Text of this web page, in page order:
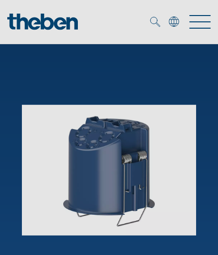
Smart Home
Detetores de presença e movimentos
Controlo da hora e da luz
Biblioteca de mídia
Projetores de LED
Comutação e regulação de LEDs
Theben AG
Linha direta